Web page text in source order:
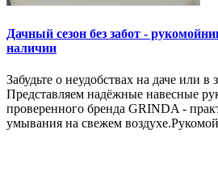
Дачный сезон без забот -
наличии
Забудьте о неудобствах на даче или в
Представляем надёжные навесные
проверенного бренда GRINDA -
умывания на свежем